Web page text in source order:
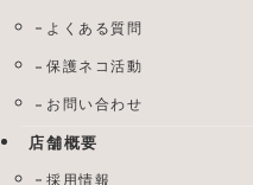
よくある質問
保護ネコ活動
お問い合わせ
店舗概要
採用情報